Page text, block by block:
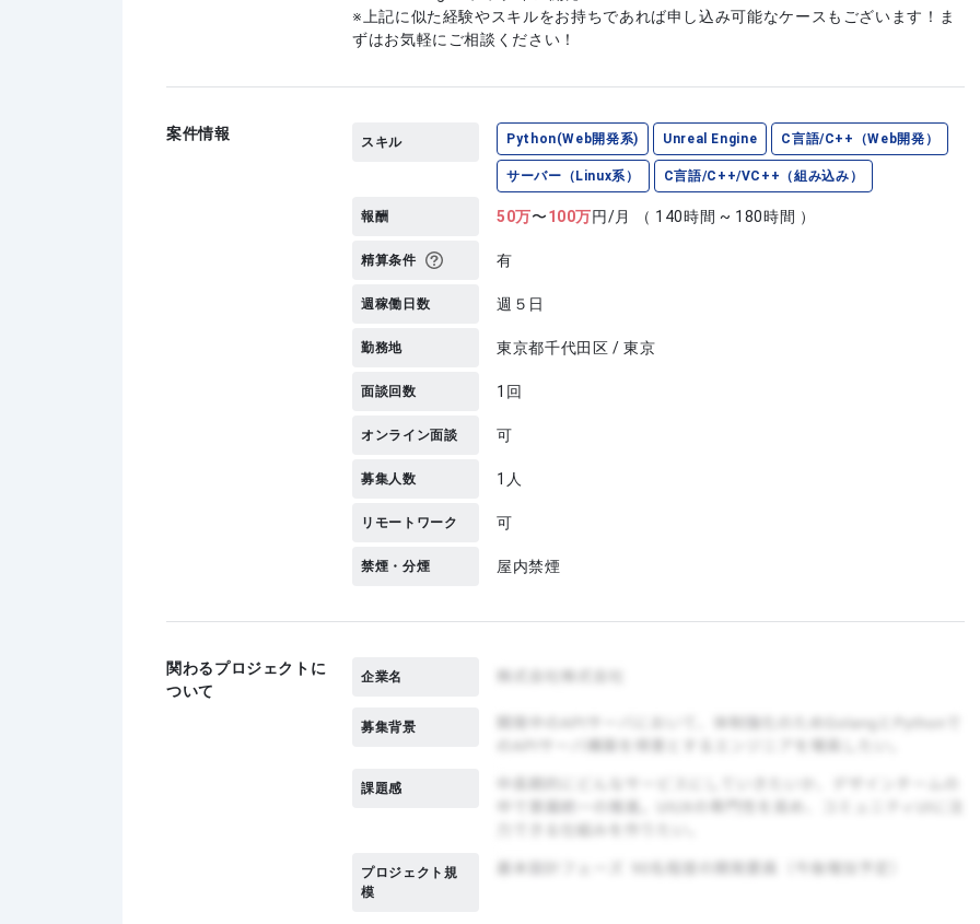
上記に似た経験やスキルをお持ちであれば申し込み可能なケースもございます！ま
ずはお気軽にご相談ください！
案件情報 スキル Python(Web開発系) Unreal Engine C言語/C++（Web開発）
サーバー（Linux系） C言語/C++/VC++（組み込み）
報酬 50万〜100万円/月 （ 140時間 ~ 180時間 ）
精算条件 有
週稼働日数 週５日
勤務地 東京都千代田区 / 東京
面談回数 1回
オンライン面談 可
募集人数 1人
リモートワーク 可
禁煙・分煙 屋内禁煙
関わるプロジェクトに
ついて
企業名
募集背景
課題感
プロジェクト規
模